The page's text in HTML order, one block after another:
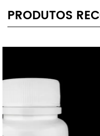
PRODUTOS